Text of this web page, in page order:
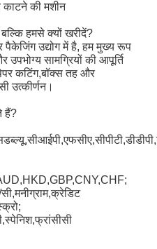
की मशीन
हमसे क्यों खरीदें?
पैकेजिंग उद्योग में है, हम मुख्य रूप
उपभोग्य सामग्रियों की आपूर्ति
कटिंग,बॉक्स तह और
उत्कीर्णन।
हैं?